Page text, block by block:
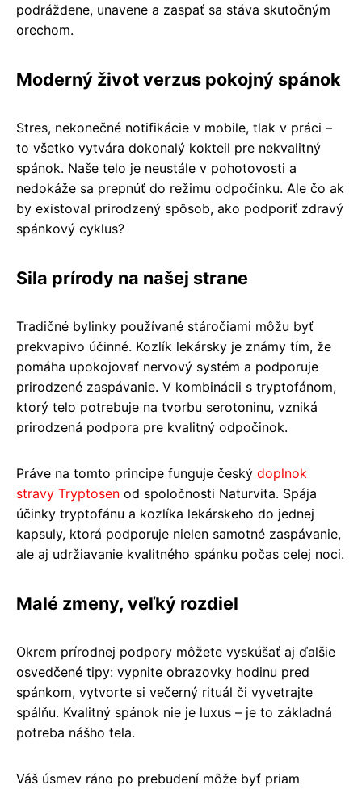
podráždene, unavene a zaspať sa stáva skutočným
orechom.
Moderný život verzus pokojný spánok
Stres, nekonečné notifikácie v mobile, tlak v práci –
to všetko vytvára dokonalý kokteil pre nekvalitný
spánok. Naše telo je neustále v pohotovosti a
nedokáže sa prepnúť do režimu odpočinku. Ale čo ak
by existoval prirodzený spôsob, ako podporiť zdravý
spánkový cyklus?
Sila prírody na našej strane
Tradičné bylinky používané stáročiami môžu byť
prekvapivo účinné. Kozlík lekársky je známy tím, že
pomáha upokojovať nervový systém a podporuje
prirodzené zaspávanie. V kombinácii s tryptofánom,
ktorý telo potrebuje na tvorbu serotoninu, vzniká
prirodzená podpora pre kvalitný odpočinok.
Práve na tomto principe funguje český doplnok
stravy Tryptosen od spoločnosti Naturvita. Spája
účinky tryptofánu a kozlíka lekárskeho do jednej
kapsuly, ktorá podporuje nielen samotné zaspávanie,
ale aj udržiavanie kvalitného spánku počas celej noci.
Malé zmeny, veľký rozdiel
Okrem prírodnej podpory môžete vyskúšať aj ďalšie
osvedčené tipy: vypnite obrazovky hodinu pred
spánkom, vytvorte si večerný rituál či vyvetrajte
spálňu. Kvalitný spánok nie je luxus – je to základná
potreba nášho tela.
Váš úsmev ráno po prebudení môže byť priam